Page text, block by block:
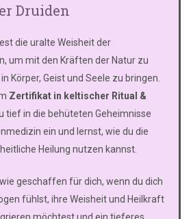
Druiden
die uralte Weisheit der
um mit den Kräften der Natur zu
Körper, Geist und Seele zu bringen.
Zertifikat in keltischer Ritual &
tief in die behüteten Geheimnisse
ein und lernst, wie du die
Heilung nutzen kannst.
geschaffen für dich, wenn du dich
fühlst, ihre Weisheit und Heilkraft